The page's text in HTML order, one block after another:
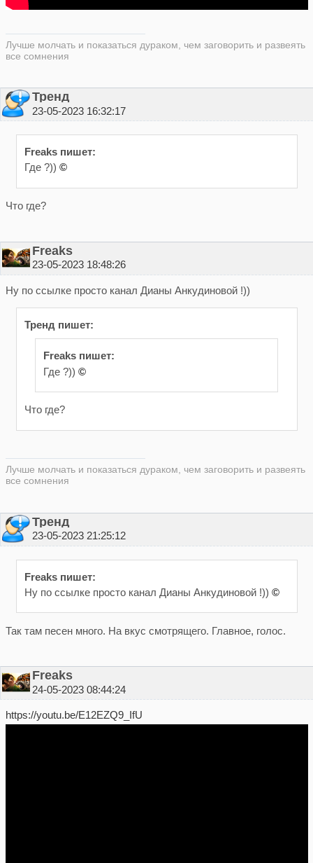
Лучше молчать и показаться дураком, чем заговорить и развеять
все сомнения
Тренд
23-05-2023 16:32:17
Freaks пишет:
Где ?)) ©
Что где?
Freaks
23-05-2023 18:48:26
Ну по ссылке просто канал Дианы Анкудиновой !))
Тренд пишет:
Freaks пишет:
Где ?)) ©
Что где?
Лучше молчать и показаться дураком, чем заговорить и развеять
все сомнения
Тренд
23-05-2023 21:25:12
Freaks пишет:
Ну по ссылке просто канал Дианы Анкудиновой !)) ©
Так там песен много. На вкус смотрящего. Главное, голос.
Freaks
24-05-2023 08:44:24
https://youtu.be/E12EZQ9_IfU